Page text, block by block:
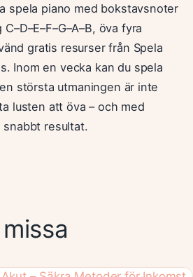
spela piano med bokstavsnoter
öva fyra
gratis resurser från Spela
Inom en vecka kan du spela
största utmaningen är inte
lusten att öva – och med
resultat.